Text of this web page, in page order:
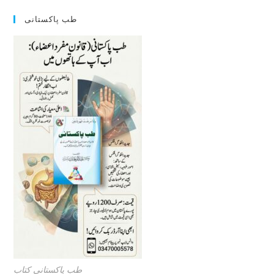
طب پاکستانی
طب پاکستانی کتاب